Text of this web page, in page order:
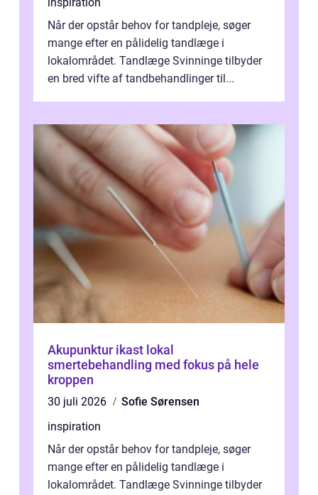
inspiration
Når der opstår behov for tandpleje, søger
mange efter en pålidelig tandlæge i
lokalområdet. Tandlæge Svinninge tilbyder
en bred vifte af tandbehandlinger til...
Akupunktur ikast lokal
smertebehandling med fokus på hele
kroppen
30 juli 2026
Sofie Sørensen
inspiration
Når der opstår behov for tandpleje, søger
mange efter en pålidelig tandlæge i
lokalområdet. Tandlæge Svinninge tilbyder